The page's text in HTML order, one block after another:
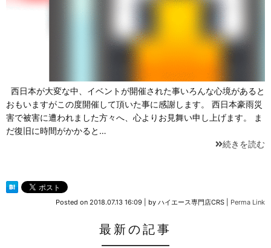
西日本が大変な中、イベントが開催された事いろんな心境があると
おもいますがこの度開催して頂いた事に感謝します。 西日本豪雨災
害で被害に遭われました方々へ、心よりお見舞い申し上げます。 ま
だ復旧に時間がかかると…
続きを読む
Posted on 2018.07.13 16:09 by ハイエース専門店CRS Perma Link
最新の記事